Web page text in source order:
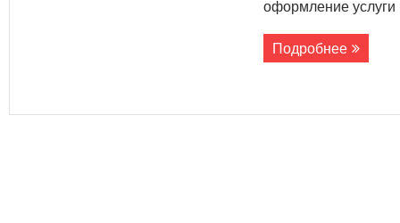
оформление
Подробнее